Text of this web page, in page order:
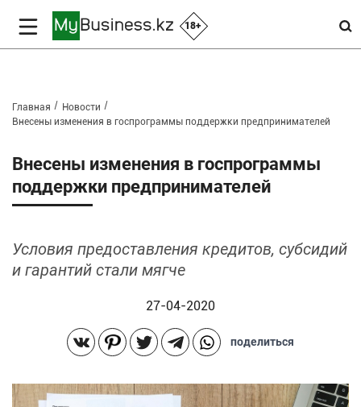
18+
Главная
Новости
Внесены изменения в госпрограммы поддержки предпринимателей
Внесены изменения в госпрограммы
поддержки предпринимателей
Условия предоставления кредитов, субсидий
и гарантий стали мягче
поделиться
27-04-2020